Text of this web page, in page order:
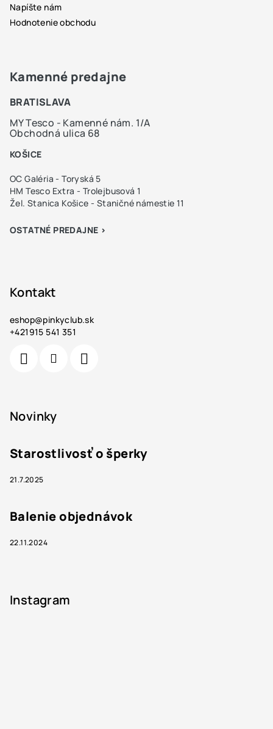
Napíšte nám
Hodnotenie obchodu
Kamenné predajne
BRATISLAVA
MY Tesco - Kamenné nám. 1/A
Obchodná ulica 68
KOŠICE
OC Galéria - Toryská 5
HM Tesco Extra - Trolejbusová 1
Žel. Stanica Košice - Staničné námestie 11
OSTATNÉ PREDAJNE >
Kontakt
eshop@pinkyclub.sk
+421915 541 351
Novinky
Starostlivosť o šperky
21.7.2025
Balenie objednávok
22.11.2024
Instagram